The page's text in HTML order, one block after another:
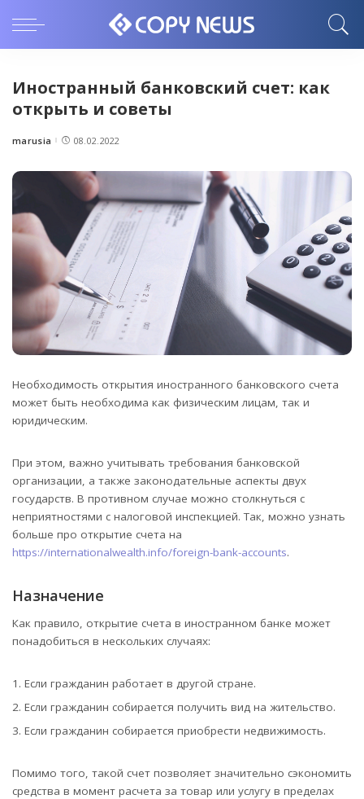
Иностранный банковский счет: как
открыть и советы
Posted
marusia 08.02.2022
Необходимость открытия иностранного банковского счета
может быть необходима как физическим лицам, так и
юридическим.
При этом, важно учитывать требования банковской
организации, а также законодательные аспекты двух
государств. В противном случае можно столкнуться с
неприятностями с налоговой инспекцией. Так, можно узнать
больше про открытие счета на
https://internationalwealth.info/foreign-bank-accounts.
Назначение
Как правило, открытие счета в иностранном банке может
понадобиться в нескольких случаях:
Если гражданин работает в другой стране.
Если гражданин собирается получить вид на жительство.
Если гражданин собирается приобрести недвижимость.
Помимо того, такой счет позволяет значительно сэкономить
средства в момент расчета за товар или услугу в пределах